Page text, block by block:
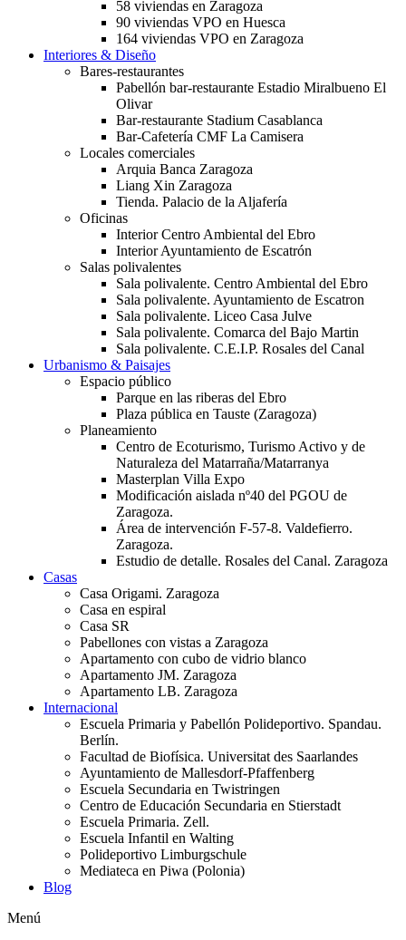
58 viviendas en Zaragoza
90 viviendas VPO en Huesca
164 viviendas VPO en Zaragoza
Interiores & Diseño
Bares-restaurantes
Pabellón bar-restaurante Estadio Miralbueno El
Olivar
Bar-restaurante Stadium Casablanca
Bar-Cafetería CMF La Camisera
Locales comerciales
Arquia Banca Zaragoza
Liang Xin Zaragoza
Tienda. Palacio de la Aljafería
Oficinas
Interior Centro Ambiental del Ebro
Interior Ayuntamiento de Escatrón
Salas polivalentes
Sala polivalente. Centro Ambiental del Ebro
Sala polivalente. Ayuntamiento de Escatron
Sala polivalente. Liceo Casa Julve
Sala polivalente. Comarca del Bajo Martin
Sala polivalente. C.E.I.P. Rosales del Canal
Urbanismo & Paisajes
Espacio público
Parque en las riberas del Ebro
Plaza pública en Tauste (Zaragoza)
Planeamiento
Centro de Ecoturismo, Turismo Activo y de
Naturaleza del Matarraña/Matarranya
Masterplan Villa Expo
Modificación aislada nº40 del PGOU de
Zaragoza.
Área de intervención F-57-8. Valdefierro.
Zaragoza.
Estudio de detalle. Rosales del Canal. Zaragoza
Casas
Casa Origami. Zaragoza
Casa en espiral
Casa SR
Pabellones con vistas a Zaragoza
Apartamento con cubo de vidrio blanco
Apartamento JM. Zaragoza
Apartamento LB. Zaragoza
Internacional
Escuela Primaria y Pabellón Polideportivo. Spandau.
Berlín.
Facultad de Biofísica. Universitat des Saarlandes
Ayuntamiento de Mallesdorf-Pfaffenberg
Escuela Secundaria en Twistringen
Centro de Educación Secundaria en Stierstadt
Escuela Primaria. Zell.
Escuela Infantil en Walting
Polideportivo Limburgschule
Mediateca en Piwa (Polonia)
Blog
Menú